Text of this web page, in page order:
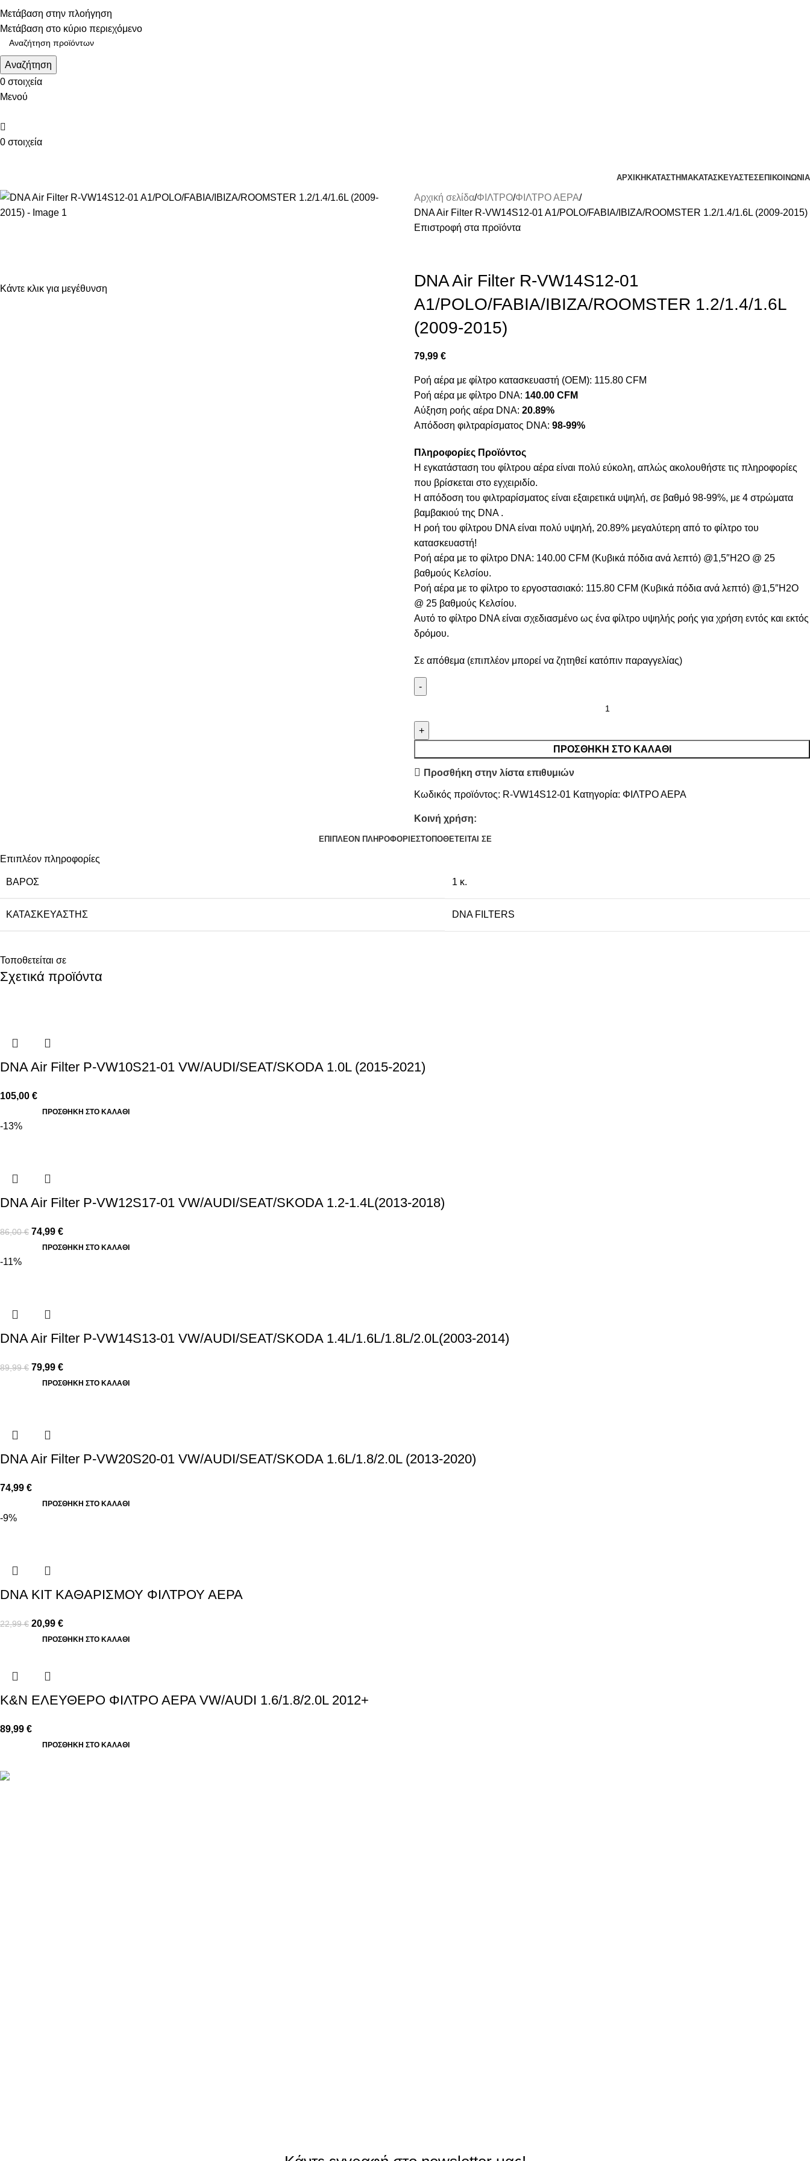
Μετάβαση στην πλοήγηση
Μετάβαση στο κύριο περιεχόμενο
Τηλεφωνικές παραγγελίες: 211 75 05 815
Αναζήτηση
0 στοιχεία
Μενού
0 στοιχεία
ΑΡΧΙΚΗΚΑΤΑΣΤΗΜΑΚΑΤΑΣΚΕΥΑΣΤΕΣΕΠΙΚΟΙΝΩΝΙΑ
Κάντε κλικ για μεγέθυνση
Αρχική σελίδα ΦΙΛΤΡΟ ΦΙΛΤΡΟ ΑΕΡΑ
DNA Air Filter R-VW14S12-01 A1/POLO/FABIA/IBIZA/ROOMSTER 1.2/1.4/1.6L (2009-2015)
Επιστροφή στα προϊόντα
DNA Air Filter R-VW14S12-01
A1/POLO/FABIA/IBIZA/ROOMSTER 1.2/1.4/1.6L
(2009-2015)
79,99 €
Ροή αέρα με φίλτρο κατασκευαστή (OEM): 115.80 CFM
Ροή αέρα με φίλτρο DNA: 140.00 CFM
Αύξηση ροής αέρα DNA: 20.89%
Απόδοση φιλτραρίσματος DNA: 98-99%
Πληροφορίες Προϊόντος
Η εγκατάσταση του φίλτρου αέρα είναι πολύ εύκολη, απλώς ακολουθήστε τις πληροφορίες
που βρίσκεται στο εγχειριδίο.
Η απόδοση του φιλτραρίσματος είναι εξαιρετικά υψηλή, σε βαθμό 98-99%, με 4 στρώματα
βαμβακιού της DNA .
Η ροή του φίλτρου DNA είναι πολύ υψηλή, 20.89% μεγαλύτερη από το φίλτρο του
κατασκευαστή!
Ροή αέρα με το φίλτρο DNA: 140.00 CFM (Κυβικά πόδια ανά λεπτό) @1,5″H2O @ 25
βαθμούς Κελσίου.
Ροή αέρα με το φίλτρο το εργοστασιακό: 115.80 CFM (Κυβικά πόδια ανά λεπτό) @1,5″H2O
@ 25 βαθμούς Κελσίου.
Αυτό το φίλτρο DNA είναι σχεδιασμένο ως ένα φίλτρο υψηλής ροής για χρήση εντός και εκτός
δρόμου.
Σε απόθεμα (επιπλέον μπορεί να ζητηθεί κατόπιν παραγγελίας)
ΠΡΟΣΘΉΚΗ ΣΤΟ ΚΑΛΆΘΙ
Προσθήκη στην λίστα επιθυμιών
Κωδικός προϊόντος: R-VW14S12-01 Κατηγορία: ΦΙΛΤΡΟ ΑΕΡΑ
Κοινή χρήση:
ΕΠΙΠΛΈΟΝ ΠΛΗΡΟΦΟΡΊΕΣΤΟΠΟΘΕΤΕΊΤΑΙ ΣΕ
Επιπλέον πληροφορίες
ΒΆΡΟΣ 1 κ.
ΚΑΤΑΣΚΕΥΑΣΤΉΣ DNA FILTERS
Τοποθετείται σε
Σχετικά προϊόντα
DNA Air Filter P-VW10S21-01 VW/AUDI/SEAT/SKODA 1.0L (2015-2021)
105,00 €
ΠΡΟΣΘΉΚΗ ΣΤΟ ΚΑΛΆΘΙ
-13%
DNA Air Filter P-VW12S17-01 VW/AUDI/SEAT/SKODA 1.2-1.4L(2013-2018)
86,00€ 74,99 €
ΠΡΟΣΘΉΚΗ ΣΤΟ ΚΑΛΆΘΙ
-11%
DNA Air Filter P-VW14S13-01 VW/AUDI/SEAT/SKODA 1.4L/1.6L/1.8L/2.0L(2003-2014)
89,99€ 79,99 €
ΠΡΟΣΘΉΚΗ ΣΤΟ ΚΑΛΆΘΙ
DNA Air Filter P-VW20S20-01 VW/AUDI/SEAT/SKODA 1.6L/1.8/2.0L (2013-2020)
74,99 €
ΠΡΟΣΘΉΚΗ ΣΤΟ ΚΑΛΆΘΙ
-9%
DNA ΚΙΤ ΚΑΘΑΡΙΣΜΟΥ ΦΙΛΤΡΟΥ ΑΕΡΑ
22,99€ 20,99 €
ΠΡΟΣΘΉΚΗ ΣΤΟ ΚΑΛΆΘΙ
K&N ΕΛΕΥΘΕΡΟ ΦΙΛΤΡΟ ΑΕΡΑ VW/AUDI 1.6/1.8/2.0L 2012+
89,99 €
ΠΡΟΣΘΉΚΗ ΣΤΟ ΚΑΛΆΘΙ